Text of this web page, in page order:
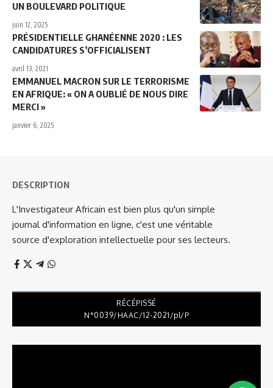
UN BOULEVARD POLITIQUE
juin 12, 2025
PRÉSIDENTIELLE GHANÉENNE 2020 : LES
CANDIDATURES S’OFFICIALISENT
avril 13, 2021
EMMANUEL MACRON SUR LE TERRORISME
EN AFRIQUE: « ON A OUBLIÉ DE NOUS DIRE
MERCI »
janvier 6, 2025
DESCRIPTION
L'Investigateur Africain est bien plus qu'un simple
journal d'information en ligne, c'est une véritable
source d'exploration intellectuelle pour ses lecteurs.
RÉCÉPISSÉ
N°0039/HAAC/12-2021/pl/P